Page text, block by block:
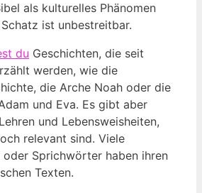
als kulturelles ⁤Phänomen
ist unbestreitbar.
du ⁢Geschichten,‍ die⁣ seit
werden, wie die
die Arche Noah oder die
und⁣ Eva. ​Es gibt aber
⁤und Lebensweisheiten,
relevant sind. Viele
oder ‍Sprichwörter haben ihren
Texten.